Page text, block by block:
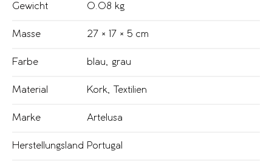
Gewicht 0.08 kg
Masse 27 × 17 × 5 cm
Farbe blau grau
Material Kork Textilien
Marke Artelusa
Herstellungsland Portugal